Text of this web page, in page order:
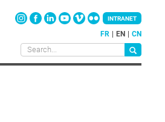
FR EN CN
INTRANET